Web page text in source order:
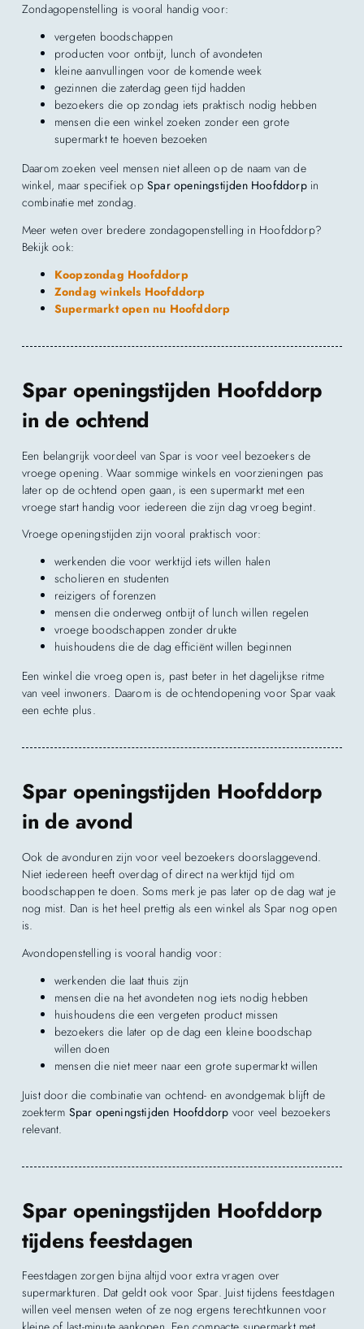
Zondagopenstelling is vooral handig voor:
vergeten boodschappen
producten voor ontbijt, lunch of avondeten
kleine aanvullingen voor de komende week
gezinnen die zaterdag geen tijd hadden
bezoekers die op zondag iets praktisch nodig hebben
mensen die een winkel zoeken zonder een grote
supermarkt te hoeven bezoeken
Daarom zoeken veel mensen niet alleen op de naam van de
winkel, maar specifiek opSpar openingstijden Hoofddorpin
combinatie met zondag.
Meer weten over bredere zondagopenstelling in Hoofddorp?
Bekijk ook:
Koopzondag Hoofddorp
Zondag winkels Hoofddorp
Supermarkt open nu Hoofddorp
Spar openingstijden Hoofddorp
in de ochtend
Een belangrijk voordeel van Spar is voor veel bezoekers de
vroege opening. Waar sommige winkels en voorzieningen pas
later op de ochtend open gaan, is een supermarkt met een
vroege start handig voor iedereen die zijn dag vroeg begint.
Vroege openingstijden zijn vooral praktisch voor:
werkenden die voor werktijd iets willen halen
scholieren en studenten
reizigers of forenzen
mensen die onderweg ontbijt of lunch willen regelen
vroege boodschappen zonder drukte
huishoudens die de dag efficiënt willen beginnen
Een winkel die vroeg open is, past beter in het dagelijkse ritme
van veel inwoners. Daarom is de ochtendopening voor Spar vaak
een echte plus.
Spar openingstijden Hoofddorp
in de avond
Ook de avonduren zijn voor veel bezoekers doorslaggevend.
Niet iedereen heeft overdag of direct na werktijd tijd om
boodschappen te doen. Soms merk je pas later op de dag wat je
nog mist. Dan is het heel prettig als een winkel als Spar nog open
is.
Avondopenstelling is vooral handig voor:
werkenden die laat thuis zijn
mensen die na het avondeten nog iets nodig hebben
huishoudens die een vergeten product missen
bezoekers die later op de dag een kleine boodschap
willen doen
mensen die niet meer naar een grote supermarkt willen
Juist door die combinatie van ochtend- en avondgemak blijft de
zoekterm Spar openingstijden Hoofddorp voor veel bezoekers
relevant.
Spar openingstijden Hoofddorp
tijdens feestdagen
Feestdagen zorgen bijna altijd voor extra vragen over
supermarkturen. Dat geldt ook voor Spar. Juist tijdens feestdagen
willen veel mensen weten of ze nog ergens terechtkunnen voor